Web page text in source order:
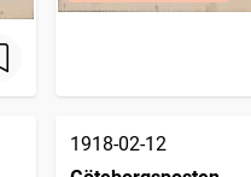
1918-02-12